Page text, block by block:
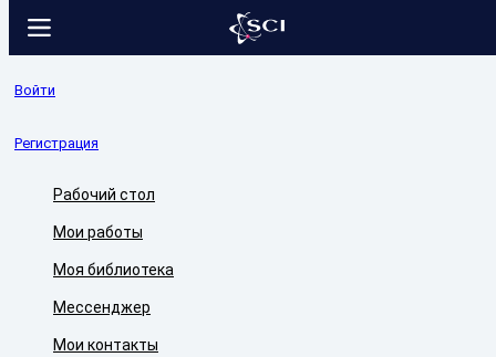
Войти
Регистрация
Рабочий стол
Мои работы
Моя библиотека
Мессенджер
Мои контакты